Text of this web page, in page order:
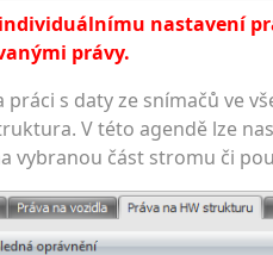
nastavení
prá­vy.
práci s daty ze snímačů ve
V této agendě lze
vybranou část stromu či